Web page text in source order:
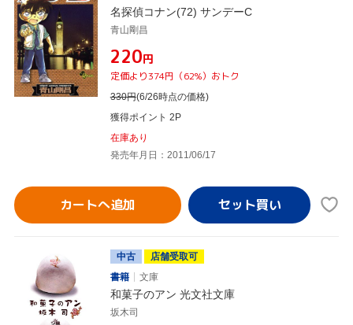
名探偵コナン(72) サンデーC
青山剛昌
¥220円
定価より374円（62%）おトク
330円(6/26時点の価格)
獲得ポイント 2P
在庫あり
発売年月日：2011/06/17
カートへ追加
中古
店舗受取可
書籍
文庫
和菓子のアン 光文社文庫
坂木司